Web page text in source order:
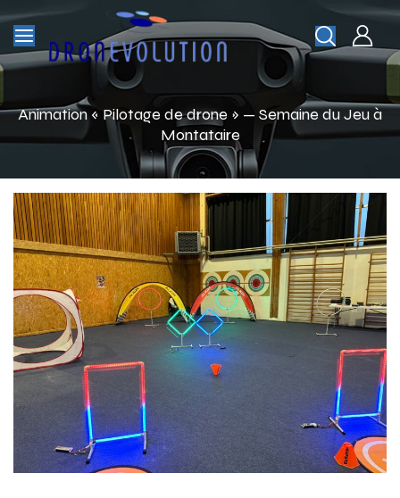
Animation « Pilotage de drone » — Semaine du Jeu à
Montataire